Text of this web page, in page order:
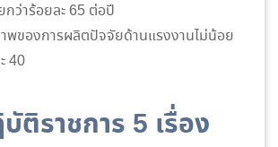
กว่าร้อยละ 65 ต่อปี
พของการผลิตปัจจัยด้านแรงงานไม่น้อย
40
ติราชการ 5 เรื่อง